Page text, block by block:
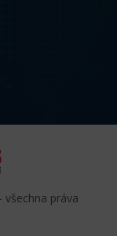
všechna práva